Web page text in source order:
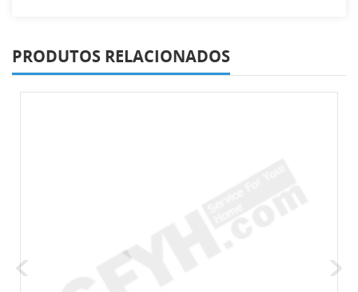
PRODUTOS RELACIONADOS